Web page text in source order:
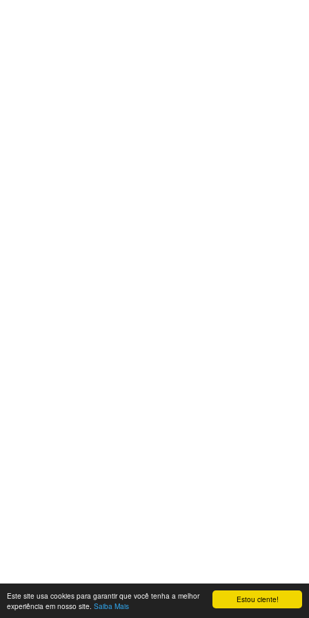
Estou ciente!
Este site usa cookies para garantir que você tenha a melhor
experiência em nosso site. Saiba Mais